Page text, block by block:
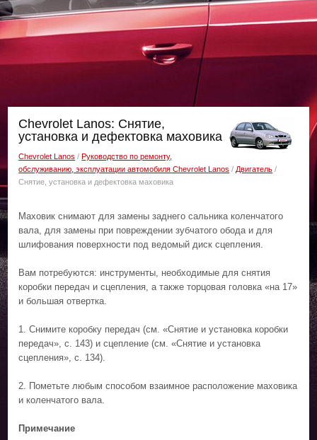
Chevrolet Lanos: Снятие,
установка и дефектовка маховика
Chevrolet Lanos /Руководство по ремонту,
обслуживанию, эксплуатации автомобиля Chevrolet Lanos / Двигатель /
Снятие, установка и дефектовка маховика
Маховик снимают для замены заднего сальника коленчатого
вала, для замены при повреждении зубчатого обода и для
шлифования поверхности под ведомый диск сцепления.
Вам потребуются: инструменты, необходимые для снятия
коробки передач и сцепления, а также торцовая головка «на 17»
и большая отвертка.
1. Снимите коробку передач (см. «Снятие и установка коробки
передач», с. 143) и сцепление (см. «Снятие и установка
сцепления», с. 134).
2. Пометьте любым способом взаимное расположение маховика
и коленчатого вала.
Примечание